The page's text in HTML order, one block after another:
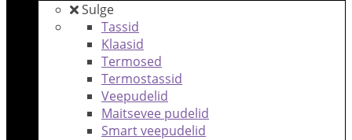
Sulge
Tassid
Klaasid
Termosed
Termostassid
Veepudelid
Maitsevee pudelid
Smart veepudelid